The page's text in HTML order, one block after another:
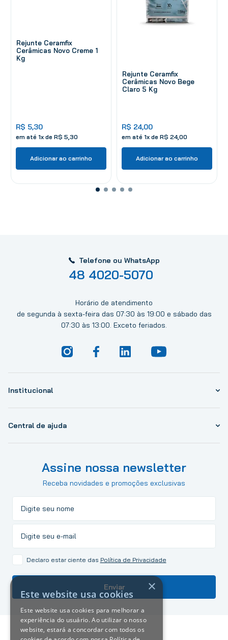
Rejunte Ceramfix
Cerâmicas Novo Creme 1
Kg
R$ 5,30
em até 1x de R$ 5,30
Adicionar ao carrinho
Rejunte Ceramfix
Cerâmicas Novo Bege
Claro 5 Kg
R$ 24,00
em até 1x de R$ 24,00
Adicionar ao carrinho
Telefone ou WhatsApp
48 4020-5070
Horário de atendimento
de segunda à sexta-feira das 07:30 às 19:00 e sábado das
07:30 às 13:00. Exceto feriados.
Institucional
Central de ajuda
Assine nossa newsletter
Receba novidades e promoções exclusivas
Declaro estar ciente das Política de Privacidade
Enviar ×
Este website usa cookies
Este website usa cookies para melhorar a
experiência do usuário. Ao utilizar o nosso
website, estará a concordar com todos os